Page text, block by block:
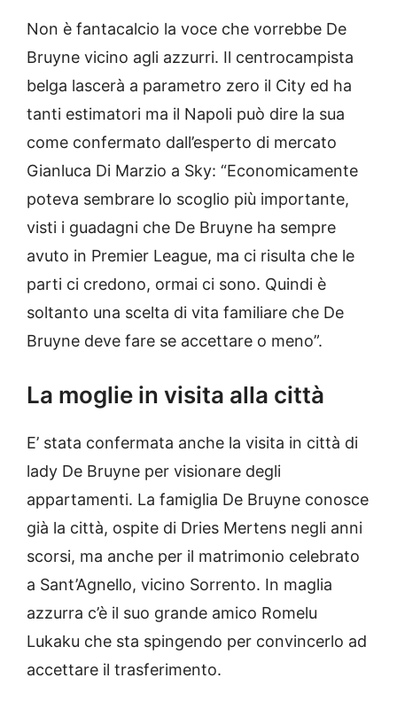
Non è fantacalcio la voce che vorrebbe De
Bruyne vicino agli azzurri. Il centrocampista
belga lascerà a parametro zero il City ed ha
tanti estimatori ma il Napoli può dire la sua
come confermato dall’esperto di mercato
Gianluca Di Marzio a Sky: “Economicamente
poteva sembrare lo scoglio più importante,
visti i guadagni che De Bruyne ha sempre
avuto in Premier League, ma ci risulta che le
parti ci credono, ormai ci sono. Quindi è
soltanto una scelta di vita familiare che De
Bruyne deve fare se accettare o meno”.
La moglie in visita alla città
E’ stata confermata anche la visita in città di
lady De Bruyne per visionare degli
appartamenti. La famiglia De Bruyne conosce
già la città, ospite di Dries Mertens negli anni
scorsi, ma anche per il matrimonio celebrato
a Sant’Agnello, vicino Sorrento. In maglia
azzurra c’è il suo grande amico Romelu
Lukaku che sta spingendo per convincerlo ad
accettare il trasferimento.